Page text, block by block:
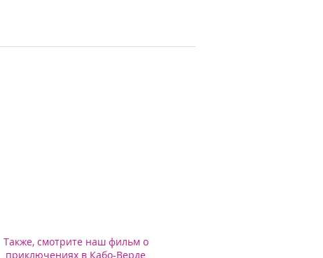
Также, смотрите наш фильм о
приключениях в Кабо-Верде